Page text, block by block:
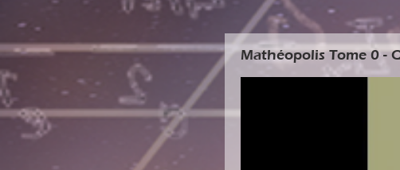
Mathéopolis Tome 0 -